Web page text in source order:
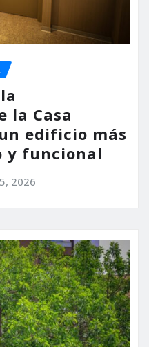
la Casa
edificio más
y funcional
2026